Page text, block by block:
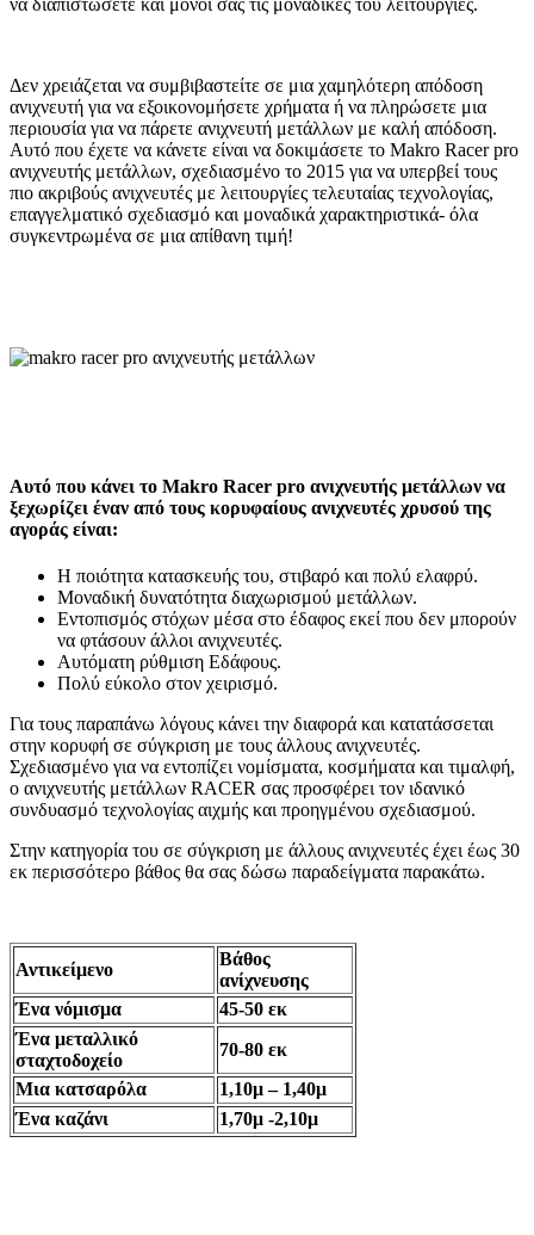
να διαπιστώσετε και μόνοι σας τις μοναδικές του λειτουργίες.
Δεν χρειάζεται να συμβιβαστείτε σε μια χαμηλότερη απόδοση
ανιχνευτή για να εξοικονομήσετε χρήματα ή να πληρώσετε μια
περιουσία για να πάρετε ανιχνευτή μετάλλων με καλή απόδοση.
Αυτό που έχετε να κάνετε είναι να δοκιμάσετε το Makro Racer pro
ανιχνευτής μετάλλων, σχεδιασμένο το 2015 για να υπερβεί τους
πιο ακριβούς ανιχνευτές με λειτουργίες τελευταίας τεχνολογίας,
επαγγελματικό σχεδιασμό και μοναδικά χαρακτηριστικά- όλα
συγκεντρωμένα σε μια απίθανη τιμή!
Αυτό που κάνει το Makro Racer pro ανιχνευτής μετάλλων να
ξεχωρίζει έναν από τους κορυφαίους ανιχνευτές χρυσού της
αγοράς είναι:
Η ποιότητα κατασκευής του, στιβαρό και πολύ ελαφρύ.
Μοναδική δυνατότητα διαχωρισμού μετάλλων.
Εντοπισμός στόχων μέσα στο έδαφος εκεί που δεν μπορούν
να φτάσουν άλλοι ανιχνευτές.
Αυτόματη ρύθμιση Εδάφους.
Πολύ εύκολο στον χειρισμό.
Για τους παραπάνω λόγους κάνει την διαφορά και κατατάσσεται
στην κορυφή σε σύγκριση με τους άλλους ανιχνευτές.
Σχεδιασμένο για να εντοπίζει νομίσματα, κοσμήματα και τιμαλφή,
ο ανιχνευτής μετάλλων RACER σας προσφέρει τον ιδανικό
συνδυασμό τεχνολογίας αιχμής και προηγμένου σχεδιασμού.
Στην κατηγορία του σε σύγκριση με άλλους ανιχνευτές έχει έως 30
εκ περισσότερο βάθος θα σας δώσω παραδείγματα παρακάτω.
Αντικείμενο
Βάθος
ανίχνευσης
Ένα νόμισμα
45-50 εκ
Ένα μεταλλικό
σταχτοδοχείο
70-80 εκ
Μια κατσαρόλα
1,10μ – 1,40μ
Ένα καζάνι
1,70μ -2,10μ